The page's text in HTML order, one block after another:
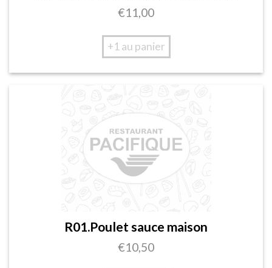
€11,00
+1 au panier
R01.Poulet sauce maison
€10,50